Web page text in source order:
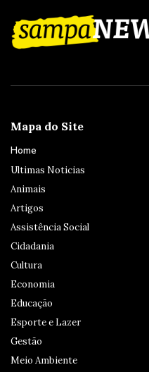
Mapa do Site
Home
Ultimas Noticias
Animais
Artigos
Assistência Social
Cidadania
Cultura
Economia
Educação
Esporte e Lazer
Gestão
Meio Ambiente